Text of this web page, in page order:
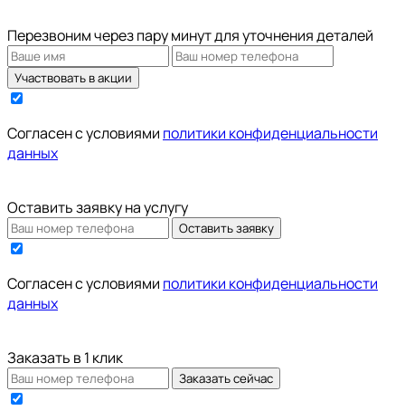
Перезвоним через пару минут для уточнения деталей
Участвовать в акции
Cогласен с условиями политики конфиденциальности
данных
Оставить заявку на услугу
Оставить заявку
Cогласен с условиями политики конфиденциальности
данных
Заказать в 1 клик
Заказать сейчас